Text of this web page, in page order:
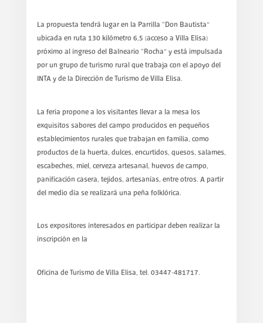
La propuesta tendrá lugar en la Parrilla “Don Bautista”
ubicada en ruta 130 kilómetro 6,5 (acceso a Villa Elisa)
próximo al ingreso del Balneario “Rocha” y está impulsada
por un grupo de turismo rural que trabaja con el apoyo del
INTA y de la Dirección de Turismo de Villa Elisa.
La feria propone a los visitantes llevar a la mesa los
exquisitos sabores del campo producidos en pequeños
establecimientos rurales que trabajan en familia, como
productos de la huerta, dulces, encurtidos, quesos, salames,
escabeches, miel, cerveza artesanal, huevos de campo,
panificación casera, tejidos, artesanías, entre otros. A partir
del medio día se realizará una peña folklórica.
Los expositores interesados en participar deben realizar la
inscripción en la
Oficina de Turismo de Villa Elisa, tel. 03447-481717.